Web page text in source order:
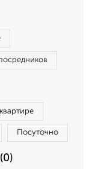
квартире
Посуточно